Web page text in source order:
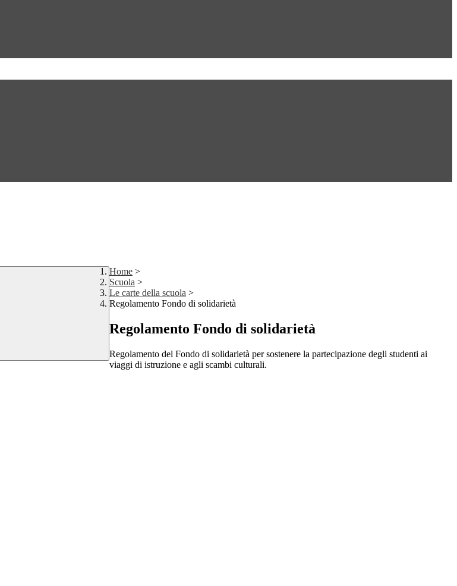
Home >
Scuola >
Le carte della scuola >
Regolamento Fondo di solidarietà
Regolamento Fondo di solidarietà
Regolamento del Fondo di solidarietà per sostenere la partecipazione degli studenti ai
viaggi di istruzione e agli scambi culturali.